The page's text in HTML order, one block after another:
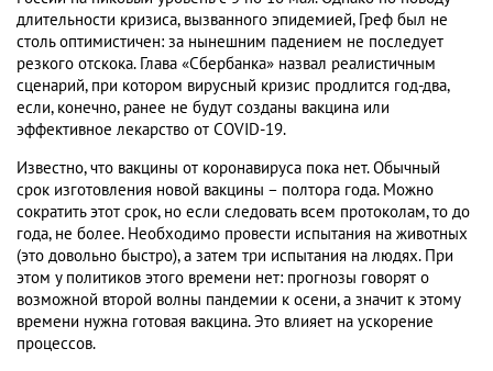
длительности кризиса, вызванного эпидемией, Греф был не
столь оптимистичен: за нынешним падением не последует
резкого отскока. Глава «Сбербанка» назвал реалистичным
сценарий, при котором вирусный кризис продлится год-два,
если, конечно, ранее не будут созданы вакцина или
эффективное лекарство от COVID-19.
Известно, что вакцины от коронавируса пока нет. Обычный
срок изготовления новой вакцины – полтора года. Можно
сократить этот срок, но если следовать всем протоколам, то до
года, не более. Необходимо провести испытания на животных
(это довольно быстро), а затем три испытания на людях. При
этом у политиков этого времени нет: прогнозы говорят о
возможной второй волны пандемии к осени, а значит к этому
времени нужна готовая вакцина. Это влияет на ускорение
процессов.